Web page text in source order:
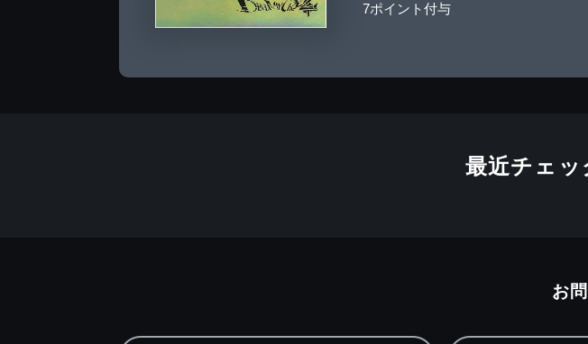
7ポイント付与
最近チェ
お